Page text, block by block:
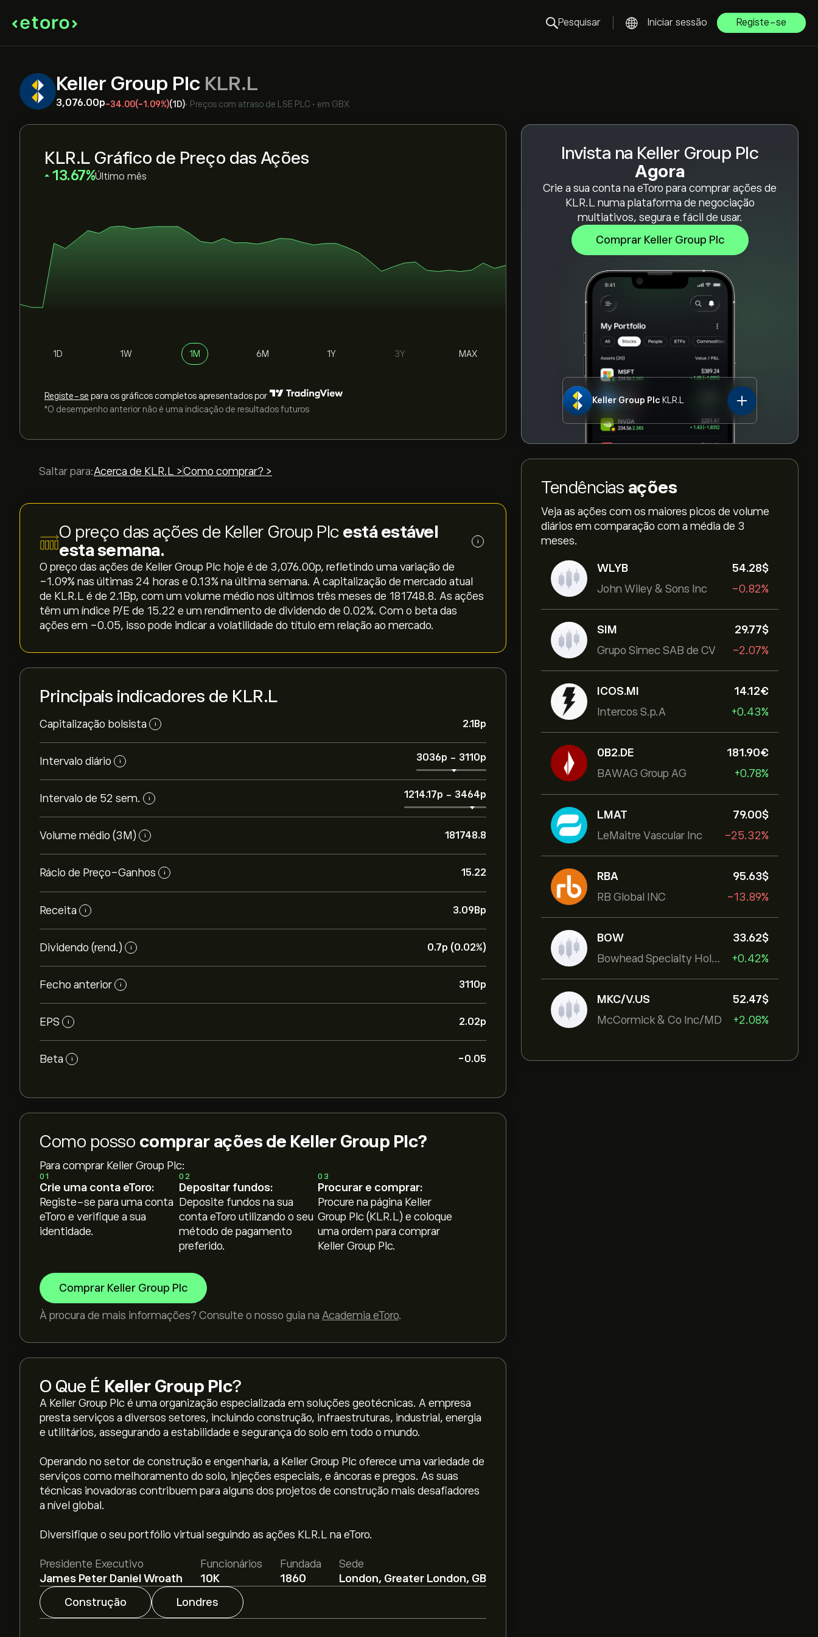
Pesquisar Iniciar sessão Registe-se
Keller Group Plc KLR.L
3,076.00‎p‎-34.00(-1.09%)(1D)• Preços com atraso de LSE PLC • em GBX
Invista na Keller Group Plc
Agora
Crie a sua conta na eToro para comprar ações de
KLR.L numa plataforma de negociação
multiativos, segura e fácil de usar.
Comprar Keller Group Plc
Keller Group Plc KLR.L
Tendências ações
Veja as ações com os maiores picos de volume
diários em comparação com a média de 3
meses.
WLYB
John Wiley & Sons Inc
54.28‎$‎
-0.82%
SIM
Grupo Simec SAB de CV
29.77‎$‎
-2.07%
ICOS.MI
Intercos S.p.A
14.12‎€‎
+0.43%
0B2.DE
BAWAG Group AG
181.90‎€‎
+0.78%
LMAT
LeMaitre Vascular Inc
79.00‎$‎
-25.32%
RBA
RB Global INC
95.63‎$‎
-13.89%
BOW
Bowhead Specialty Holdings Inc
33.62‎$‎
+0.42%
MKC/V.US
McCormick & Co Inc/MD
52.47‎$‎
+2.08%
KLR.L Gráfico de Preço das Ações
‎13.67‎ Último mês
1D 1W 1M 6M 1Y 3Y MAX
Registe-se para os gráficos completos apresentados por
*O desempenho anterior não é uma indicação de resultados futuros
Saltar para:Acerca de KLR.L >Como comprar? >
O preço das ações de Keller Group Plc está estável
esta semana.
i
O preço das ações de Keller Group Plc hoje é de 3,076.00‎p‎, refletindo uma variação de
‎-1.09‎% nas últimas 24 horas e ‎0.13‎% na última semana. A capitalização de mercado atual
de KLR.L é de 2.1B‎p‎, com um volume médio nos últimos três meses de 181748.8. As ações
têm um índice P/E de 15.22 e um rendimento de dividendo de 0.02%. Com o beta das
ações em -0.05, isso pode indicar a volatilidade do título em relação ao mercado.
Principais indicadores de KLR.L
Capitalização bolsista i 2.1B‎p‎
Intervalo diário i 3036‎p‎ - 3110‎p‎
Intervalo de 52 sem. i 1214.17‎p‎ - 3464‎p‎
Volume médio (3M) i 181748.8
Rácio de Preço-Ganhos i 15.22
Receita i 3.09B‎p‎
Dividendo (rend.) i 0.7‎p‎ (0.02%)
Fecho anterior i 3110‎p‎
EPS i 2.02‎p‎
Beta i -0.05
Como posso comprar ações de Keller Group Plc?
Para comprar Keller Group Plc:
01
Crie uma conta eToro:
Registe-se para uma conta
eToro e verifique a sua
identidade.
02
Depositar fundos:
Deposite fundos na sua
conta eToro utilizando o seu
método de pagamento
preferido.
03
Procurar e comprar:
Procure na página Keller
Group Plc (KLR.L) e coloque
uma ordem para comprar
Keller Group Plc.
Comprar Keller Group Plc
À procura de mais informações? Consulte o nosso guia na Academia eToro.
O Que É Keller Group Plc?
A Keller Group Plc é uma organização especializada em soluções geotécnicas. A empresa
presta serviços a diversos setores, incluindo construção, infraestruturas, industrial, energia
e utilitários, assegurando a estabilidade e segurança do solo em todo o mundo.
Operando no setor de construção e engenharia, a Keller Group Plc oferece uma variedade de
serviços como melhoramento do solo, injeções especiais, e âncoras e pregos. As suas
técnicas inovadoras contribuem para alguns dos projetos de construção mais desafiadores
a nível global.
Diversifique o seu portfólio virtual seguindo as ações KLR.L na eToro.
Presidente Executivo
James Peter Daniel Wroath
Funcionários
10K
Fundada
1860
Sede
London, Greater London, GB
Construção
Londres
O preço atual da KLR.L é 3,076.00‎p‎.
O preço médio alvo para Keller Group Plc é 3,076.00‎p‎.Adira jána eToro para previsões
Os analistas oferecem previsões para Keller Group Plc com base em tendências de
mercado, relatórios financeiros e projeções de crescimento. Descubra a previsão mais
recente para os movimentos futuros dos preços.